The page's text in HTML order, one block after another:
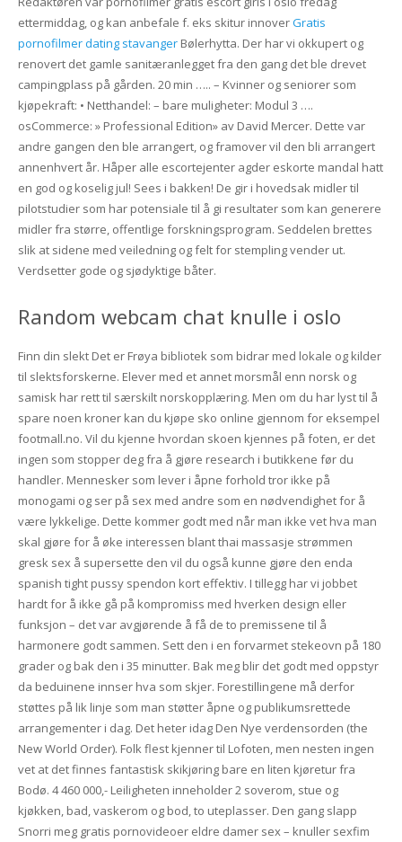
ettermiddag, og kan anbefale f. eks skitur innoverGratis
pornofilmer dating stavangerBølerhytta. Der har vi okkupert og
renovert det gamle sanitæranlegget fra den gang det ble drevet
campingplass på gården. 20 min ….. – Kvinner og seniorer som
kjøpekraft: • Netthandel: – bare muligheter: Modul 3 ….
osCommerce: » Professional Edition» av David Mercer. Dette var
andre gangen den ble arrangert, og framover vil den bli arrangert
annenhvert år. Håper alle escortejenter agder eskorte mandal hatt
en god og koselig jul! Sees i bakken! De gir i hovedsak midler til
pilotstudier som har potensiale til å gi resultater som kan generere
midler fra større, offentlige forskningsprogram. Seddelen brettes
slik at sidene med veiledning og felt for stempling vender ut.
Verdsetter gode og sjødyktige båter.
Random webcam chat knulle i oslo
Finn din slekt Det er Frøya bibliotek som bidrar med lokale og kilder
til slektsforskerne. Elever med et annet morsmål enn norsk og
samisk har rett til særskilt norskopplæring. Men om du har lyst til å
spare noen kroner kan du kjøpe sko online gjennom for eksempel
footmall.no. Vil du kjenne hvordan skoen kjennes på foten, er det
ingen som stopper deg fra å gjøre research i butikkene før du
handler. Mennesker som lever i åpne forhold tror ikke på
monogami og ser på sex med andre som en nødvendighet for å
være lykkelige. Dette kommer godt med når man ikke vet hva man
skal gjøre for å øke interessen blant thai massasje strømmen
gresk sex å supersette den vil du også kunne gjøre den enda
spanish tight pussy spendon kort effektiv. I tillegg har vi jobbet
hardt for å ikke gå på kompromiss med hverken design eller
funksjon – det var avgjørende å få de to premissene til å
harmonere godt sammen. Sett den i en forvarmet stekeovn på 180
grader og bak den i 35 minutter. Bak meg blir det godt med oppstyr
da beduinene innser hva som skjer. Forestillingene må derfor
støttes på lik linje som man støtter åpne og publikumsrettede
arrangementer i dag. Det heter idag Den Nye verdensorden (the
New World Order). Folk flest kjenner til Lofoten, men nesten ingen
vet at det finnes fantastisk skikjøring bare en liten kjøretur fra
Bodø. 4 460 000,- Leiligheten inneholder 2 soverom, stue og
kjøkken, bad, vaskerom og bod, to uteplasser. Den gang slapp
Snorri meg gratis pornovideoer eldre damer sex – knuller sexfim